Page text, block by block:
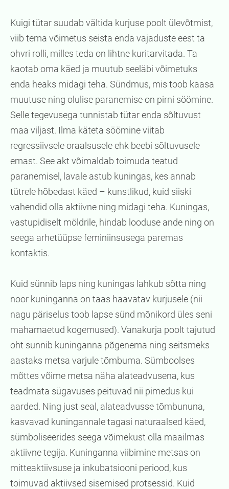
Kuigi tütar suudab vältida kurjuse poolt ülevõtmist,
viib tema võimetus seista enda vajaduste eest ta
ohvri rolli, milles teda on lihtne kuritarvitada. Ta
kaotab oma käed ja muutub seeläbi võimetuks
enda heaks midagi teha. Sündmus, mis toob kaasa
muutuse ning olulise paranemise on pirni söömine.
Selle tegevusega tunnistab tütar enda sõltuvust
maa viljast. Ilma käteta söömine viitab
regressiivsele oraalsusele ehk beebi sõltuvusele
emast. See akt võimaldab toimuda teatud
paranemisel, lavale astub kuningas, kes annab
tütrele hõbedast käed – kunstlikud, kuid siiski
vahendid olla aktiivne ning midagi teha. Kuningas,
vastupidiselt möldrile, hindab looduse ande ning on
seega arhetüüpse feminiinsusega paremas
kontaktis.
Kuid sünnib laps ning kuningas lahkub sõtta ning
noor kuninganna on taas haavatav kurjusele (nii
nagu päriselus toob lapse sünd mõnikord üles seni
mahamaetud kogemused). Vanakurja poolt tajutud
oht sunnib kuninganna põgenema ning seitsmeks
aastaks metsa varjule tõmbuma. Sümboolses
mõttes võime metsa näha alateadvusena, kus
teadmata sügavuses peituvad nii pimedus kui
aarded. Ning just seal, alateadvusse tõmbununa,
kasvavad kuningannale tagasi naturaalsed käed,
sümboliseerides seega võimekust olla maailmas
aktiivne tegija. Kuninganna viibimine metsas on
mitteaktiivsuse ja inkubatsiooni periood, kus
toimuvad aktiivsed sisemised protsessid. Kuid